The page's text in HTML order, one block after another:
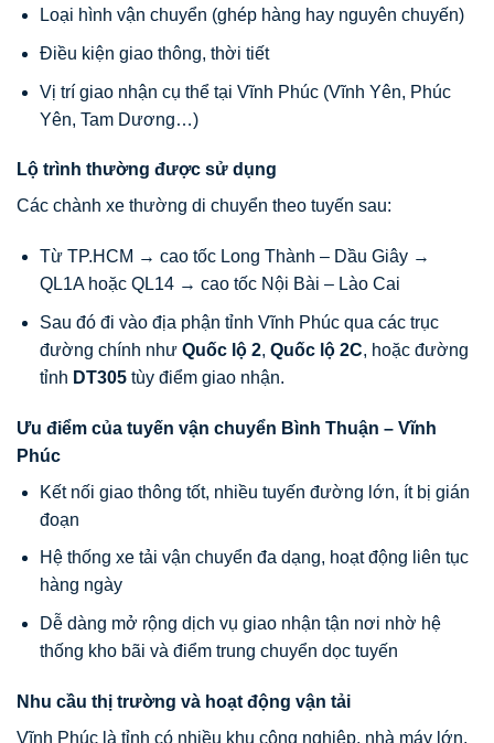
Loại hình vận chuyển (ghép hàng hay nguyên chuyến)
Điều kiện giao thông, thời tiết
Vị trí giao nhận cụ thể tại Vĩnh Phúc (Vĩnh Yên, Phúc
Yên, Tam Dương…)
Lộ trình thường được sử dụng
Các chành xe thường di chuyển theo tuyến sau:
Từ TP.HCM → cao tốc Long Thành – Dầu Giây →
QL1A hoặc QL14 → cao tốc Nội Bài – Lào Cai
Sau đó đi vào địa phận tỉnh Vĩnh Phúc qua các trục
đường chính như Quốc lộ 2, Quốc lộ 2C, hoặc đường
tỉnh DT305tùy điểm giao nhận.
Ưu điểm của tuyến vận chuyển Bình Thuận – Vĩnh
Phúc
Kết nối giao thông tốt, nhiều tuyến đường lớn, ít bị gián
đoạn
Hệ thống xe tải vận chuyển đa dạng, hoạt động liên tục
hàng ngày
Dễ dàng mở rộng dịch vụ giao nhận tận nơi nhờ hệ
thống kho bãi và điểm trung chuyển dọc tuyến
Nhu cầu thị trường và hoạt động vận tải
Vĩnh Phúc là tỉnh có nhiều khu công nghiệp, nhà máy lớn,